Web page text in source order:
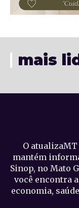
mais
O
mantém
Sinop, no Mato
você encontra
economia,